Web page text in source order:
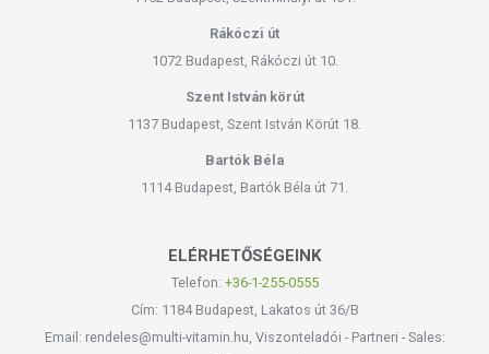
Rákóczi út
1072 Budapest, Rákóczi út 10.
Szent István körút
1137 Budapest, Szent István Körút 18.
Bartók Béla
1114 Budapest, Bartók Béla út 71.
ELÉRHETŐSÉGEINK
Telefon: +36-1-255-0555
Cím: 1184 Budapest, Lakatos út 36/B
Email: rendeles@multi-vitamin.hu, Viszonteladói - Partneri - Sales: